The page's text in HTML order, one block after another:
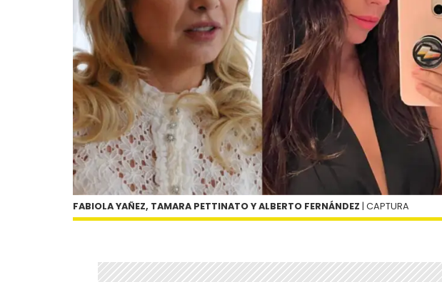
FABIOLA YAÑEZ, TAMARA PETTINATO Y ALBERTO FERNÁNDEZ | CAPTURA